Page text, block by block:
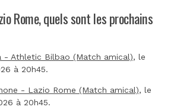
Rome, quels sont les prochains
- Athletic Bilbao (Match amical), le
à 20h45.
- Lazio Rome (Match amical), le
à 20h45.